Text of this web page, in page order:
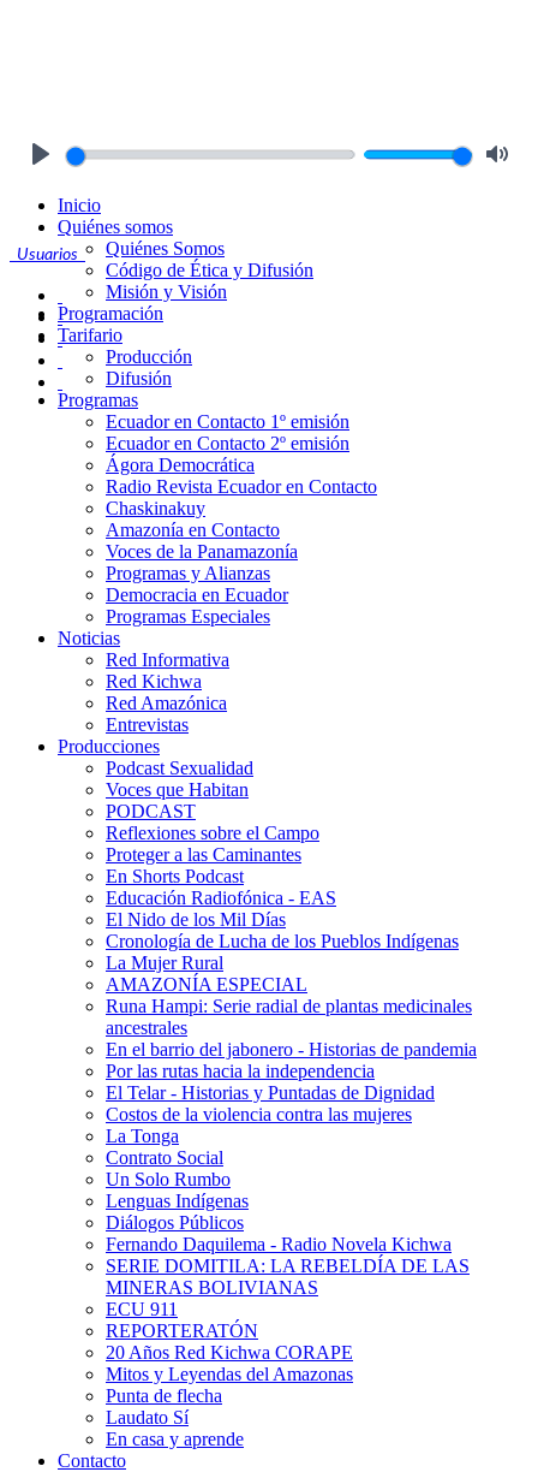
Usuarios
Inicio
Quiénes somos
Quiénes Somos
Código de Ética y Difusión
Misión y Visión
Programación
Tarifario
Producción
Difusión
Programas
Ecuador en Contacto 1º emisión
Ecuador en Contacto 2º emisión
Ágora Democrática
Radio Revista Ecuador en Contacto
Chaskinakuy
Amazonía en Contacto
Voces de la Panamazonía
Programas y Alianzas
Democracia en Ecuador
Programas Especiales
Noticias
Red Informativa
Red Kichwa
Red Amazónica
Entrevistas
Producciones
Podcast Sexualidad
Voces que Habitan
PODCAST
Reflexiones sobre el Campo
Proteger a las Caminantes
En Shorts Podcast
Educación Radiofónica - EAS
El Nido de los Mil Días
Cronología de Lucha de los Pueblos Indígenas
La Mujer Rural
AMAZONÍA ESPECIAL
Runa Hampi: Serie radial de plantas medicinales
ancestrales
En el barrio del jabonero - Historias de pandemia
Por las rutas hacia la independencia
El Telar - Historias y Puntadas de Dignidad
Costos de la violencia contra las mujeres
La Tonga
Contrato Social
Un Solo Rumbo
Lenguas Indígenas
Diálogos Públicos
Fernando Daquilema - Radio Novela Kichwa
SERIE DOMITILA: LA REBELDÍA DE LAS
MINERAS BOLIVIANAS
ECU 911
REPORTERATÓN
20 Años Red Kichwa CORAPE
Mitos y Leyendas del Amazonas
Punta de flecha
Laudato Sí
En casa y aprende
Contacto